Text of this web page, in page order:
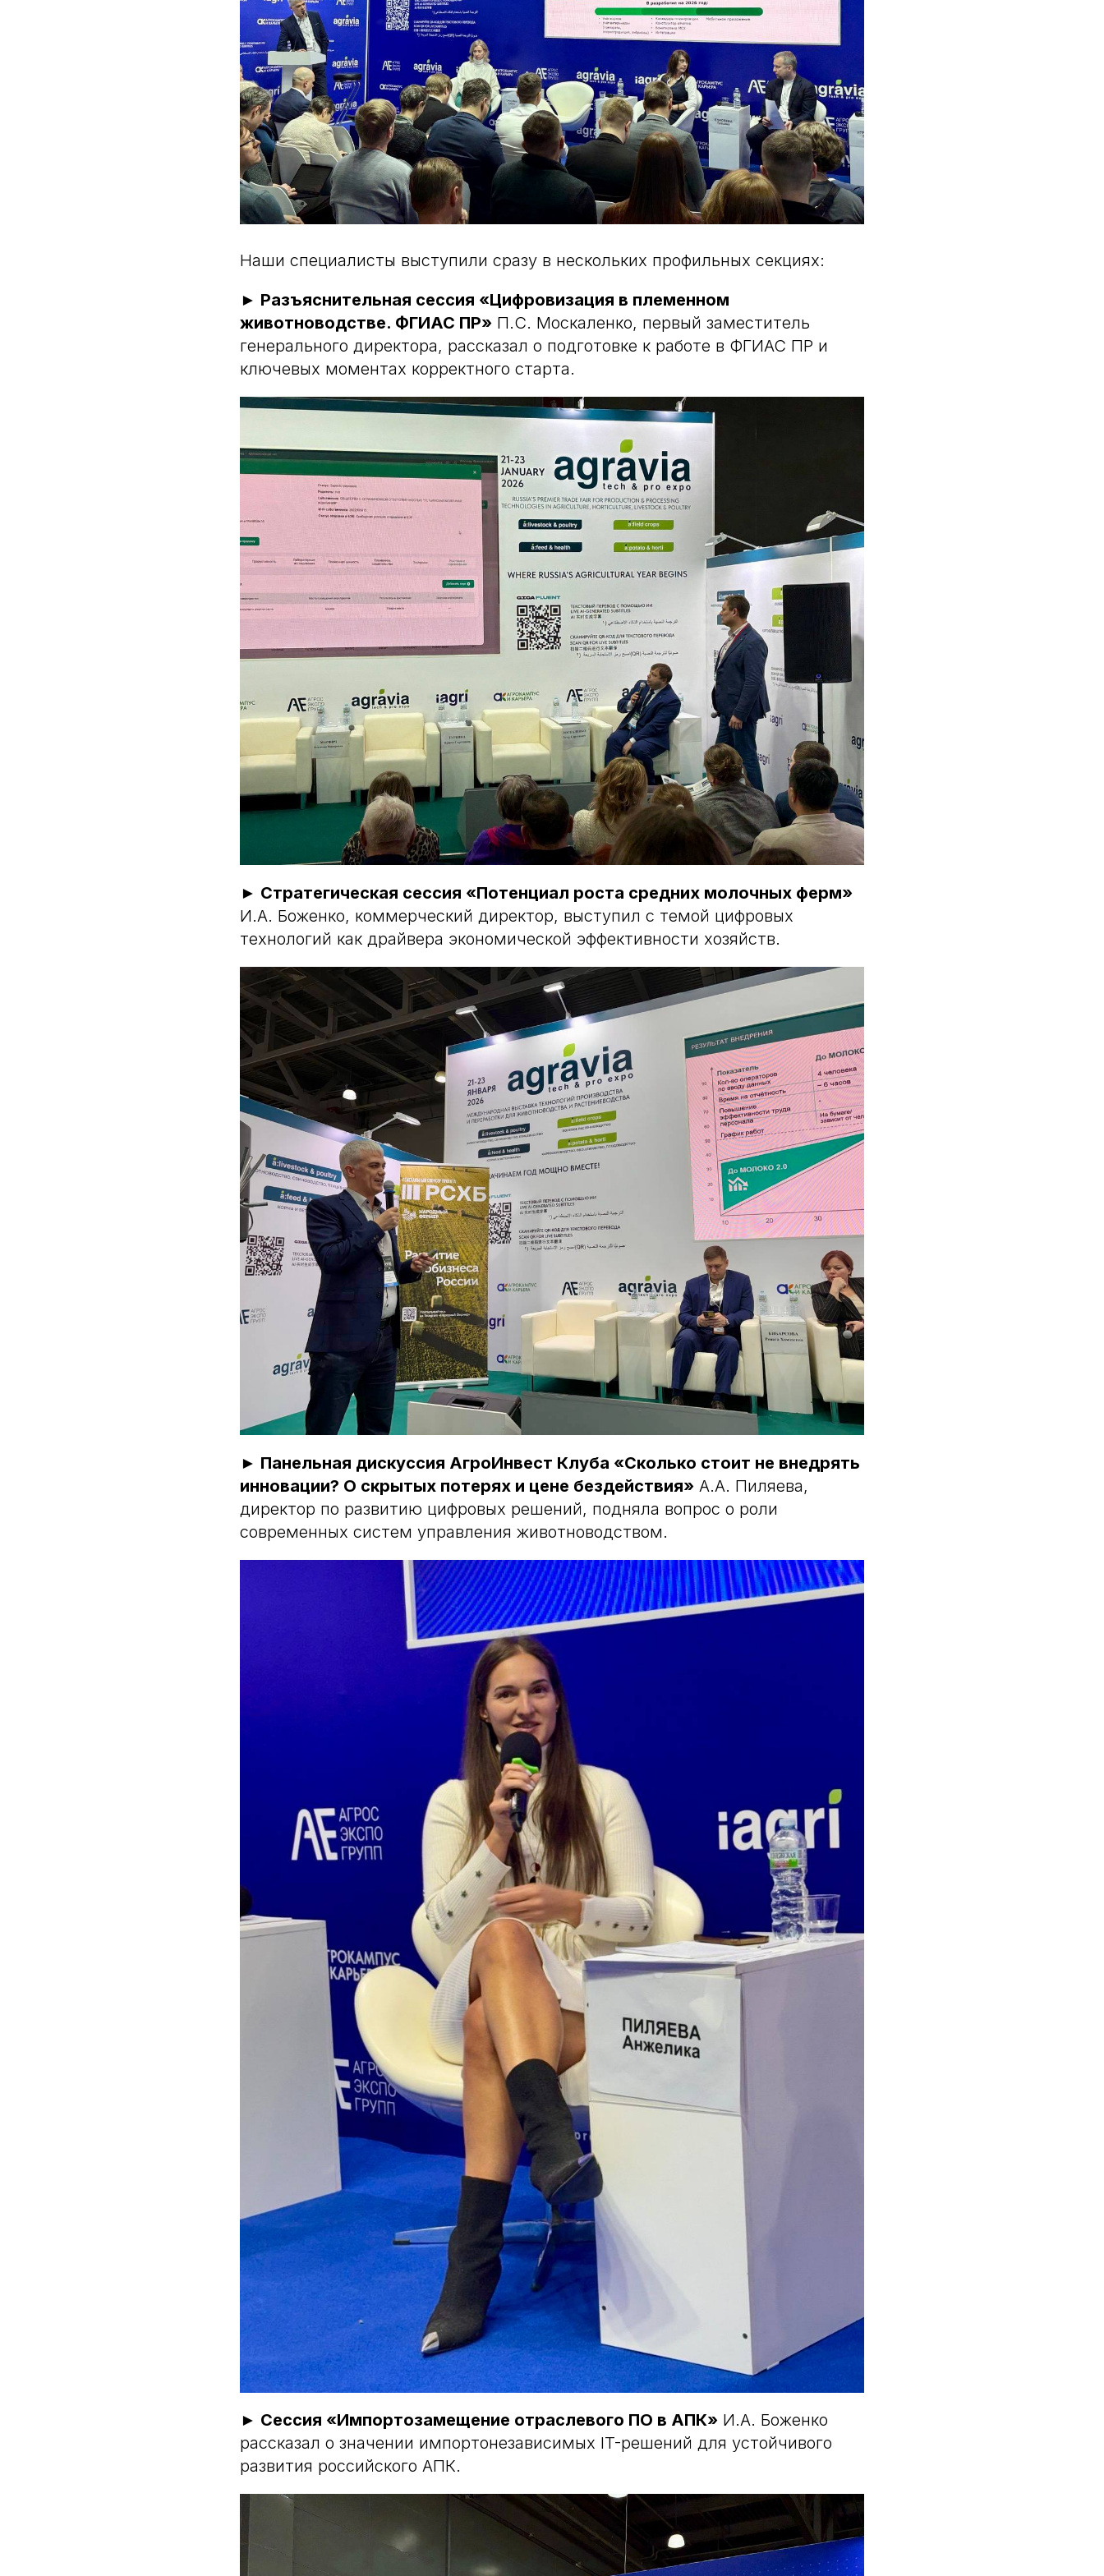
Наши специалисты выступили сразу в нескольких профильных секциях:
► Разъяснительная сессия «Цифровизация в племенном
животноводстве. ФГИАС ПР» П.С. Москаленко, первый заместитель
генерального директора, рассказал о подготовке к работе в ФГИАС ПР и
ключевых моментах корректного старта.
► Стратегическая сессия «Потенциал роста средних молочных ферм»
И.А. Боженко, коммерческий директор, выступил с темой цифровых
технологий как драйвера экономической эффективности хозяйств.
► Панельная дискуссия АгроИнвест Клуба «Сколько стоит не внедрять
инновации? О скрытых потерях и цене бездействия» А.А. Пиляева,
директор по развитию цифровых решений, подняла вопрос о роли
современных систем управления животноводством.
► Сессия «Импортозамещение отраслевого ПО в АПК» И.А. Боженко
рассказал о значении импортонезависимых IT-решений для устойчивого
развития российского АПК.